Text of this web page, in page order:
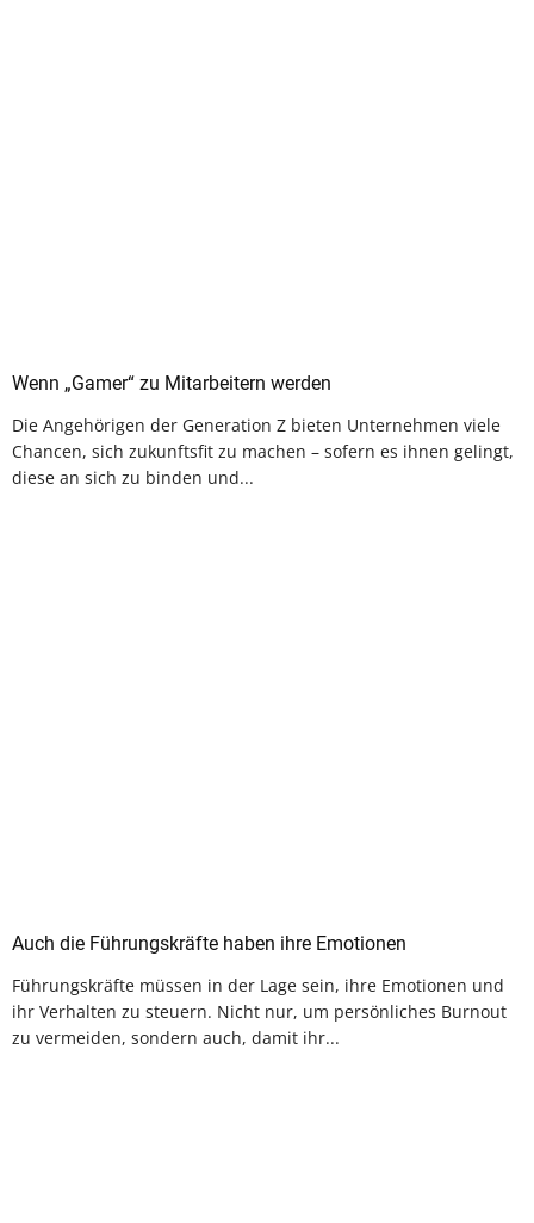
Wenn „Gamer“ zu Mitarbeitern werden
Die Angehörigen der Generation Z bieten Unternehmen viele
Chancen, sich zukunftsfit zu machen – sofern es ihnen gelingt,
diese an sich zu binden und...
Auch die Führungskräfte haben ihre Emotionen
Führungskräfte müssen in der Lage sein, ihre Emotionen und
ihr Verhalten zu steuern. Nicht nur, um persönliches Burnout
zu vermeiden, sondern auch, damit ihr...